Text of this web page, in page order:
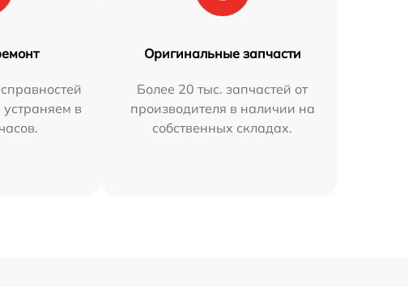
в
Оригинальные запчасти
Более 20 тыс. запчастей от
производителя в наличии на
собственных складах.